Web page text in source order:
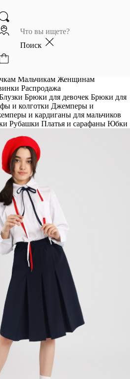
Поиск
Мальчикам Женщинам
Распродажа
Брюки для девочек Брюки для
и колготки Джемперы и
и кардиганы для мальчиков
Рубашки Платья и сарафаны Юбки